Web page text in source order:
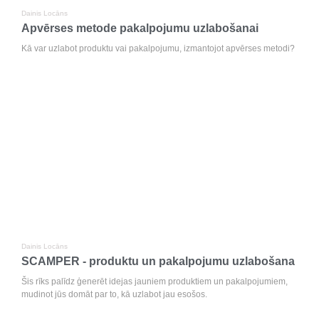
Dainis Locāns
Apvērses metode pakalpojumu uzlabošanai
Kā var uzlabot produktu vai pakalpojumu, izmantojot apvērses metodi?
Dainis Locāns
SCAMPER - produktu un pakalpojumu uzlabošana
Šis rīks palīdz ģenerēt idejas jauniem produktiem un pakalpojumiem,
mudinot jūs domāt par to, kā uzlabot jau esošos.